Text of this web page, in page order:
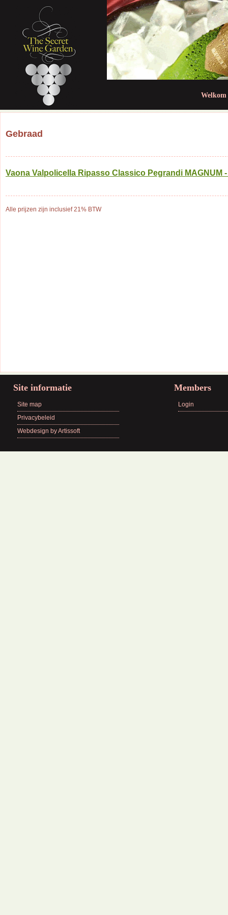
Welkom
Gebraad
Vaona Valpolicella Ripasso Classico Pegrandi MAGNUM
Alle prijzen zijn inclusief 21% BTW
Site informatie
Site map
Privacybeleid
Webdesign by Artissoft
Members
Login